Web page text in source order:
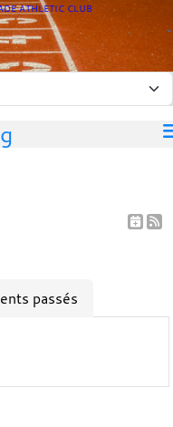
ATHLETIC CLUB
passés